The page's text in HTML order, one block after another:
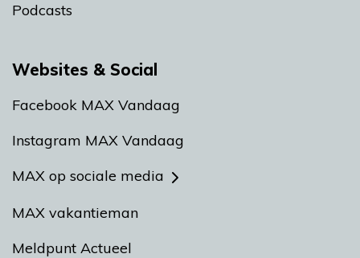
Podcasts
Websites & Social
Facebook MAX Vandaag
Instagram MAX Vandaag
MAX op sociale media
MAX vakantieman
Meldpunt Actueel